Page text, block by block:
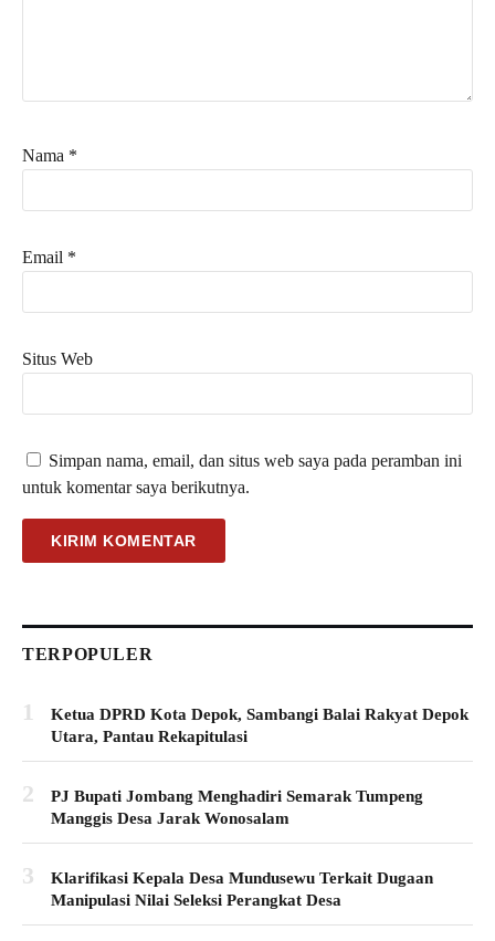
Nama *
Email *
Situs Web
Simpan nama, email, dan situs web saya pada peramban ini
untuk komentar saya berikutnya.
TERPOPULER
1
Ketua DPRD Kota Depok, Sambangi Balai Rakyat Depok
Utara, Pantau Rekapitulasi
2
PJ Bupati Jombang Menghadiri Semarak Tumpeng
Manggis Desa Jarak Wonosalam
3
Klarifikasi Kepala Desa Mundusewu Terkait Dugaan
Manipulasi Nilai Seleksi Perangkat Desa